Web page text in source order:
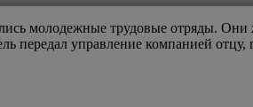
молодежные трудовые отряды. Они
передал управление компанией отцу,